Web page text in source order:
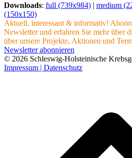
Downloads: full (739x984) | medium
(150x150)
Aktuell, interessant & informativ!
Newsletter und erfahren Sie mehr über
über unsere Projekte, Aktionen und
Newsletter abonnieren
© 2026 Schleswig-Holsteinische
Impressum | Datenschutz